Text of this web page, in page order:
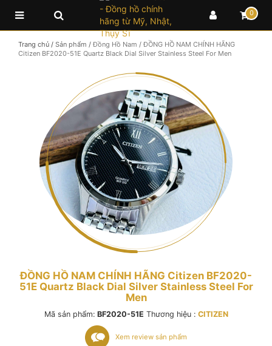
0
Trang chủ / Sản phẩm / Đồng Hồ Nam / ĐỒNG HỒ NAM CHÍNH HÃNG
Citizen BF2020-51E Quartz Black Dial Silver Stainless Steel For Men
ĐỒNG HỒ NAM CHÍNH HÃNG Citizen BF2020-
51E Quartz Black Dial Silver Stainless Steel For
Men
Mã sản phẩm: BF2020-51E Thương hiệu : CITIZEN
Xem review sản phẩm